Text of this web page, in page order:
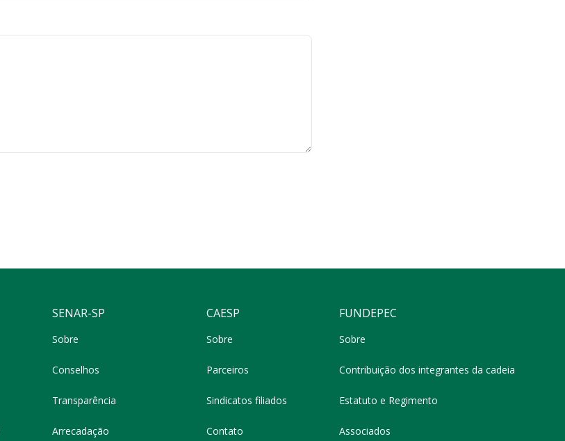
SENAR-SP
Sobre
Conselhos
Transparência
Arrecadação
CAESP
Sobre
Parceiros
Sindicatos filiados
Contato
FUNDEPEC
Sobre
Contribuição dos integrantes da cadeia
Estatuto e Regimento
Associados